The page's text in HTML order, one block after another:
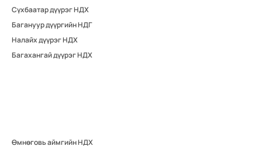
Сүхбаатар дүүрэг НДХ
Багануур дүүргийн НДГ
Налайх дүүрэг НДХ
Багахангай дүүрэг НДХ
Өмнөговь аймгийн НДХ